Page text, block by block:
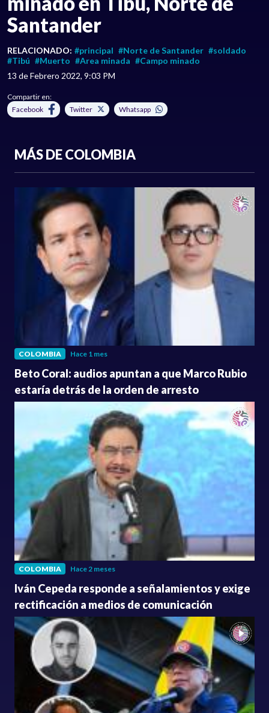
Santander
RELACIONADO: #principal #Norte de Santander #soldado
#Tibú #Muerto #Area minada #Campo minado
13 de Febrero 2022, 9:03 PM
Compartir en:
Facebook
Twitter Whatsapp
MÁS DE COLOMBIA
COLOMBIA Hace 1 mes
Beto Coral: audios apuntan a que Marco Rubio
estaría detrás de la orden de arresto
COLOMBIA Hace 2 meses
Iván Cepeda responde a señalamientos y exige
rectificación a medios de comunicación